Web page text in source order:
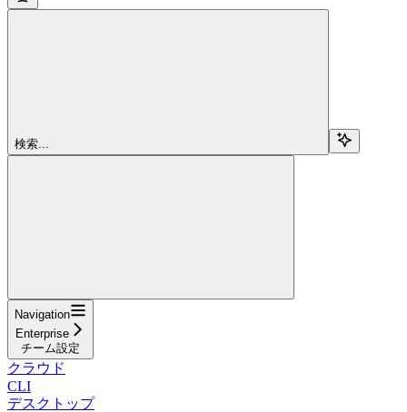
検索...
Navigation
Enterprise
チーム設定
クラウド
CLI
デスクトップ